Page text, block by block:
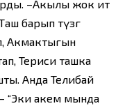
–Акылы жок ит
барып түзгө
Акмактыгын
Териси ташка
Анда Телибай
“Эки акем мында